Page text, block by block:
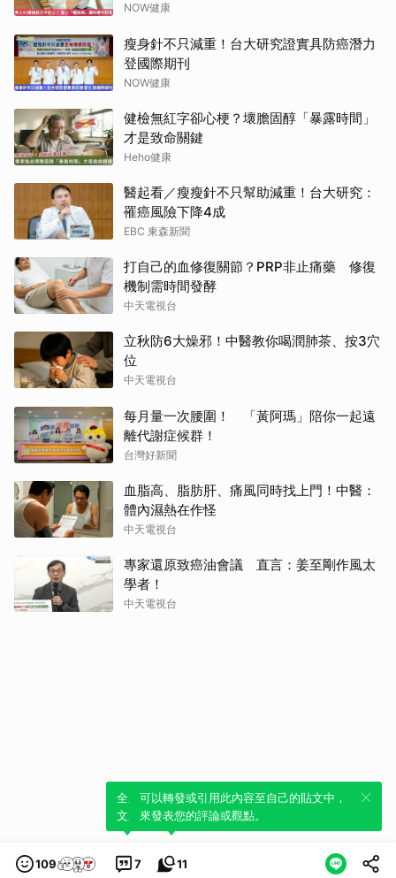
NOW健康
瘦身針不只減重！台大研究證實具防癌潛力
登國際期刊
NOW健康
健檢無紅字卻心梗？壞膽固醇「暴露時間」
才是致命關鍵
Heho健康
醫起看／瘦瘦針不只幫助減重！台大研究：
罹癌風險下降4成
EBC 東森新聞
打自己的血修復關節？PRP非止痛藥 修復
機制需時間發酵
中天電視台
立秋防6大燥邪！中醫教你喝潤肺茶、按3穴
位
中天電視台
每月量一次腰圍！ 「黃阿瑪」陪你一起遠
離代謝症候群！
台灣好新聞
血脂高、脂肪肝、痛風同時找上門！中醫：
體內濕熱在作怪
中天電視台
專家還原致癌油會議 直言：姜至剛作風太
學者！
中天電視台
109 7
全新體驗！一鍵引用此內容，透過發布貼
文來輕鬆表達個人立場。
11
可以轉發或引用此內容至自己的貼文中，
來發表您的評論或觀點。